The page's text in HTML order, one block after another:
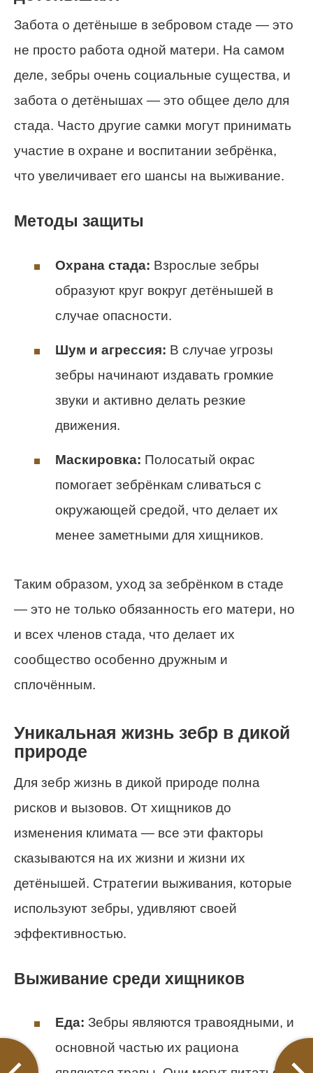
Забота о детёныше в зебровом стаде — это
не просто работа одной матери. На самом
деле, зебры очень социальные существа, и
забота о детёнышах — это общее дело для
стада. Часто другие самки могут принимать
участие в охране и воспитании зебрёнка,
что увеличивает его шансы на выживание.
Методы защиты
Охрана стада: Взрослые зебры
образуют круг вокруг детёнышей в
случае опасности.
Шум и агрессия: В случае угрозы
зебры начинают издавать громкие
звуки и активно делать резкие
движения.
Маскировка: Полосатый окрас
помогает зебрёнкам сливаться с
окружающей средой, что делает их
менее заметными для хищников.
Таким образом, уход за зебрёнком в стаде
— это не только обязанность его матери, но
и всех членов стада, что делает их
сообщество особенно дружным и
сплочённым.
Уникальная жизнь зебр в дикой
природе
Для зебр жизнь в дикой природе полна
рисков и вызовов. От хищников до
изменения климата — все эти факторы
сказываются на их жизни и жизни их
детёнышей. Стратегии выживания, которые
используют зебры, удивляют своей
эффективностью.
Выживание среди хищников
Еда: Зебры являются травоядными, и
основной частью их рациона